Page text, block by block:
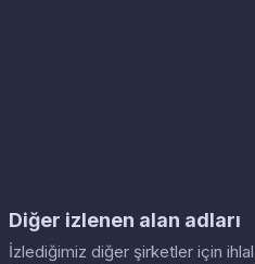
Diğer izlenen alan adları
İzlediğimiz diğer şirketler için ihlal